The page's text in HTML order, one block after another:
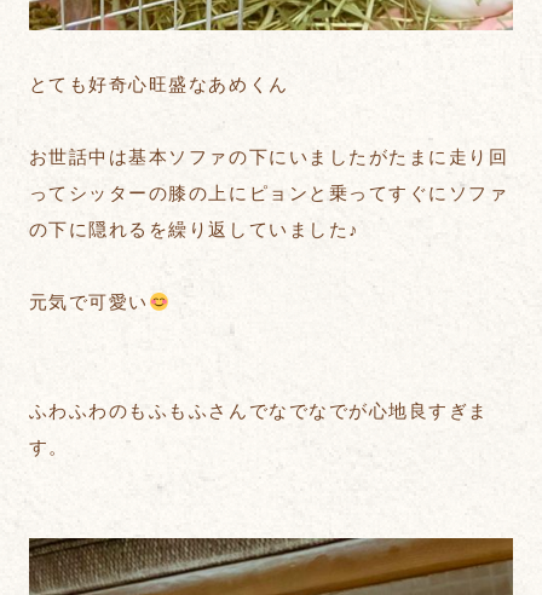
とても好奇心旺盛なあめくん
お世話中は基本ソファの下にいましたがたまに走り回
ってシッターの膝の上にピョンと乗ってすぐにソファ
の下に隠れるを繰り返していました♪
元気で可愛い
ふわふわのもふもふさんでなでなでが心地良すぎま
す。